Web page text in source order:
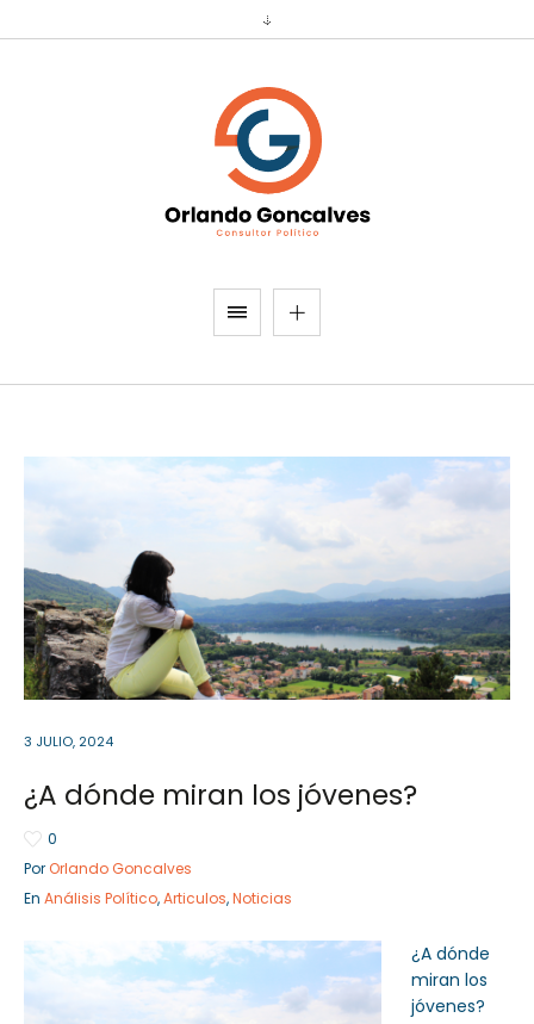
Sector Público
Servicios
Empresa Privada
Servicios
3 JULIO, 2024
¿A dónde miran los jóvenes?
0
Por Orlando Goncalves
En Análisis Político,Articulos,Noticias
¿A dónde
miran los
jóvenes?